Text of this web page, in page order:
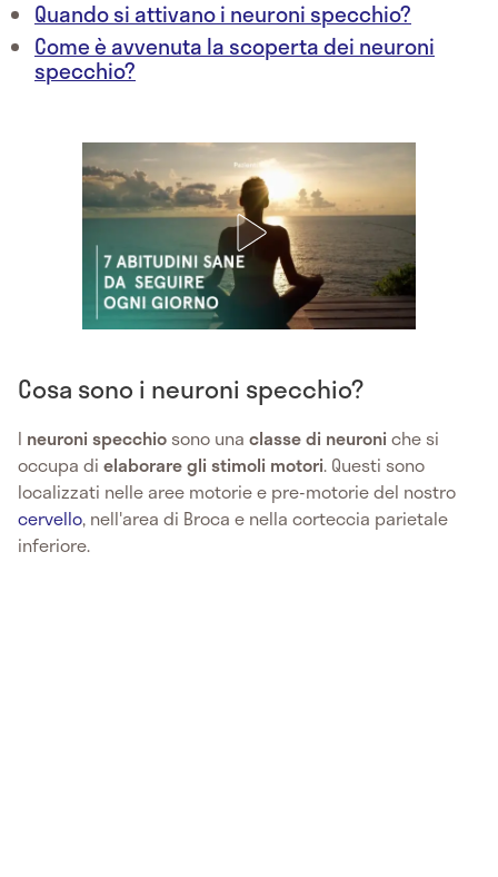
Quando si attivano i neuroni specchio?
Come è avvenuta la scoperta dei neuroni
specchio?
Cosa sono i neuroni specchio?
I neuroni specchio sono una classe di neuroniche si
occupa di elaborare gli stimoli motori. Questi sono
localizzati nelle aree motorie e pre-motorie del nostro
cervello, nell'area di Broca e nella corteccia parietale
inferiore.